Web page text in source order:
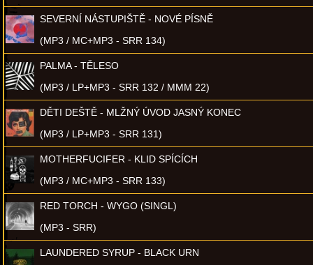
SEVERNÍ NÁSTUPIŠTĚ - NOVÉ PÍSNĚ
(MP3 / MC+MP3 - SRR 134)
PALMA - TĚLESO
(MP3 / LP+MP3 - SRR 132 / MMM 22)
DĚTI DEŠTĚ - MLŽNÝ ÚVOD JASNÝ KONEC
(MP3 / LP+MP3 - SRR 131)
MOTHERFUCIFER - KLID SPÍCÍCH
(MP3 / MC+MP3 - SRR 133)
RED TORCH - WYGO (SINGL)
(MP3 - SRR)
LAUNDERED SYRUP - BLACK URN